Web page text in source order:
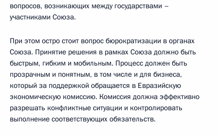
вопросов, возникающих между государствами –
участниками Союза.
При этом остро стоит вопрос бюрократизации в органах
Союза. Принятие решения в рамках Союза должно быть
быстрым, гибким и мобильным. Процесс должен быть
прозрачным и понятным, в том числе и для бизнеса,
который за поддержкой обращается в Евразийскую
экономическую комиссию. Комиссия должна эффективно
разрешать конфликтные ситуации и контролировать
выполнение соответствующих обязательств.